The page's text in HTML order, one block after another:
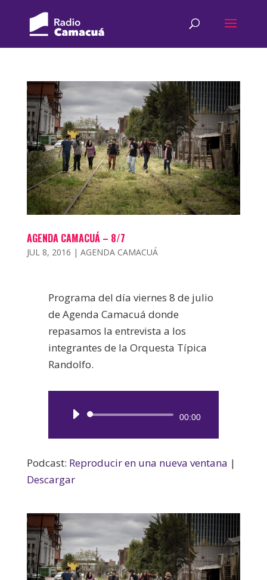
AGENDA CAMACUÁ – 8/7
JUL 8, 2016 | AGENDA CAMACUÁ
Programa del día viernes 8 de julio
de Agenda Camacuá donde
repasamos la entrevista a los
integrantes de la Orquesta Típica
Randolfo.
Reproductor
00:00
Podcast: Reproducir en una nueva ventana |
Descargar